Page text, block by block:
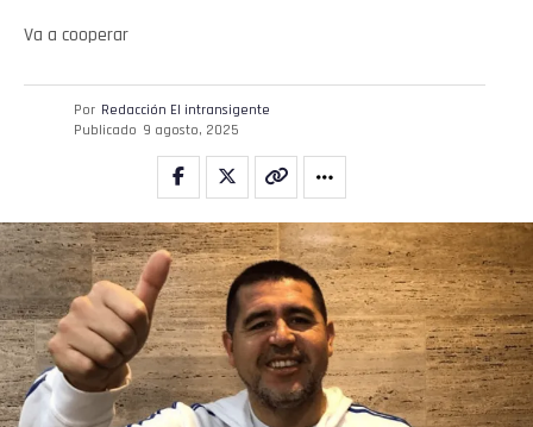
Va a cooperar
Por Redacción El intransigente
Publicado 9 agosto, 2025
Email